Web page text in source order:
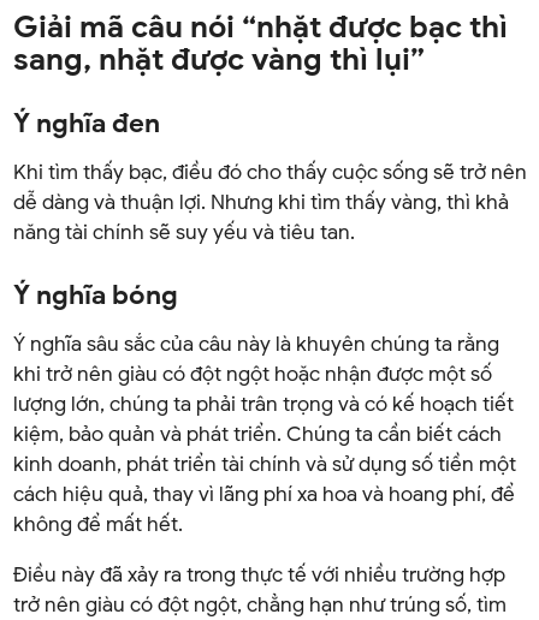
Giải mã câu nói “nhặt được bạc thì
sang, nhặt được vàng thì lụi”
Ý nghĩa đen
Khi tìm thấy bạc, điều đó cho thấy cuộc sống sẽ trở nên
dễ dàng và thuận lợi. Nhưng khi tìm thấy vàng, thì khả
năng tài chính sẽ suy yếu và tiêu tan.
Ý nghĩa bóng
Ý nghĩa sâu sắc của câu này là khuyên chúng ta rằng
khi trở nên giàu có đột ngột hoặc nhận được một số
lượng lớn, chúng ta phải trân trọng và có kế hoạch tiết
kiệm, bảo quản và phát triển. Chúng ta cần biết cách
kinh doanh, phát triển tài chính và sử dụng số tiền một
cách hiệu quả, thay vì lãng phí xa hoa và hoang phí, để
không để mất hết.
Điều này đã xảy ra trong thực tế với nhiều trường hợp
trở nên giàu có đột ngột, chẳng hạn như trúng số, tìm